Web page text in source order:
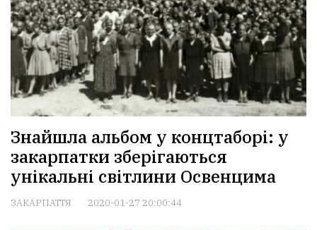
Знайшла альбом у концтаборі: у
закарпатки зберігаються
унікальні світлини Освенцима
ЗАКАРПАТТЯ 2020-01-27 20:00:44